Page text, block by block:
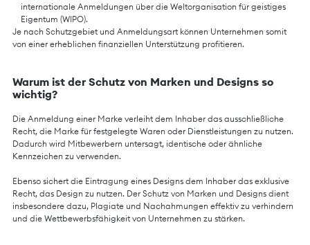
internationale Anmeldungen über die Weltorganisation für geistiges
Eigentum (WIPO).
Je nach Schutzgebiet und Anmeldungsart können Unternehmen somit
von einer erheblichen finanziellen Unterstützung profitieren.
Warum ist der Schutz von Marken und Designs so
wichtig?
Die Anmeldung einer Marke verleiht dem Inhaber das ausschließliche
Recht, die Marke für festgelegte Waren oder Dienstleistungen zu nutzen.
Dadurch wird Mitbewerbern untersagt, identische oder ähnliche
Kennzeichen zu verwenden.
Ebenso sichert die Eintragung eines Designs dem Inhaber das exklusive
Recht, das Design zu nutzen. Der Schutz von Marken und Designs dient
insbesondere dazu, Plagiate und Nachahmungen effektiv zu verhindern
und die Wettbewerbsfähigkeit von Unternehmen zu stärken.